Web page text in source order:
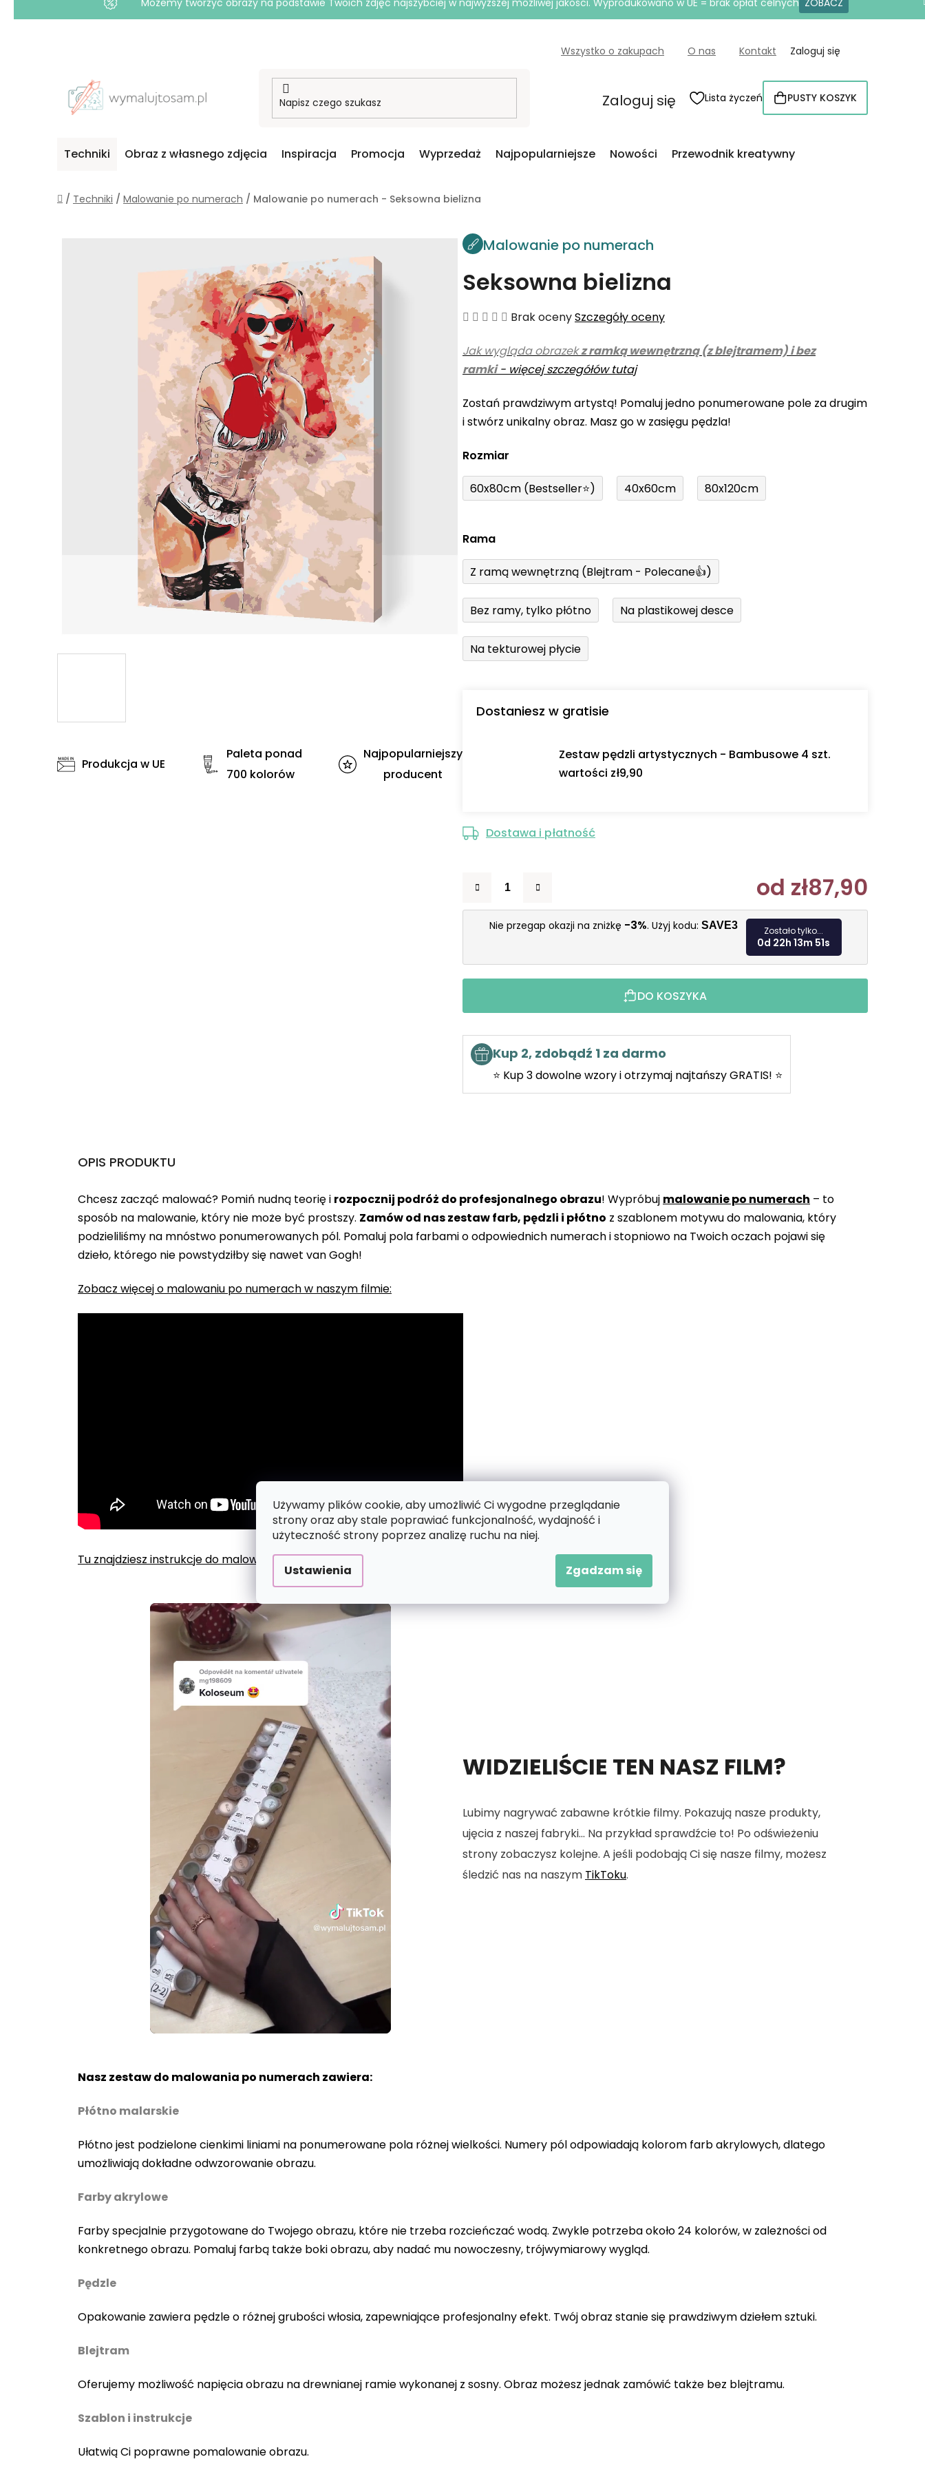
Używamy plików cookie, aby umożliwić Ci wygodne przeglądanie
strony oraz aby stale poprawiać funkcjonalność, wydajność i
użyteczność strony poprzez analizę ruchu na niej.
Ustawienia Zgadzam się
Możemy tworzyć obrazy na podstawie Twoich zdjęć najszybciej w najwyższej możliwej jakości. Wyprodukowano w UE = brak opłat celnych ZOBACZ
Wszystko o zakupach O nas Kontakt Zaloguj się
Zaloguj się Lista życzeń KOSZYK
PUSTY KOSZYK
Techniki Obraz z własnego zdjęcia Inspiracja Promocja Wyprzedaż Najpopularniejsze Nowości Przewodnik kreatywny
Home
/ Techniki / Malowanie po numerach / Malowanie po numerach - Seksowna bielizna
Malowanie po numerach
Seksowna bielizna
Średnia
produktu
wynosi
na
5
Brak ocenySzczegóły oceny
Jak wygląda obrazekz ramką wewnętrzną (z blejtramem) i bez
ramki- więcej szczegółów tutaj
Zostań prawdziwym artystą! Pomaluj jedno ponumerowane pole za drugim
i stwórz unikalny obraz. Masz go w zasięgu pędzla!
Rozmiar
60x80cm (Bestseller⭐) 40x60cm 80x120cm
Rama
Z ramą wewnętrzną (Blejtram - Polecane👍)
Bez ramy, tylko płótno Na plastikowej desce
Na tekturowej płycie
Dostaniesz w gratisie
Zestaw pędzli artystycznych - Bambusowe 4 szt.
wartości zł9,90
Dostawa i płatność
od zł87,90
Cena
Nie przegap okazji na zniżkę -3%. Użyj kodu: SAVE3 Zostało tylko...
0d 22h 13m 50s
DO KOSZYKA
Kup 2, zdobądź 1 za darmo
⭐ Kup 3 dowolne wzory i otrzymaj najtańszy GRATIS! ⭐
Produkcja w UE
Paleta ponad
700 kolorów
Najpopularniejszy
producent
OPIS PRODUKTU
Chcesz zacząć malować? Pomiń nudną teorię i rozpocznij podróż do profesjonalnego obrazu! Wypróbuj malowanie po numerach – to
sposób na malowanie, który nie może być prostszy. Zamów od nas zestaw farb, pędzli i płótno z szablonem motywu do malowania, który
podzieliliśmy na mnóstwo ponumerowanych pól. Pomaluj pola farbami o odpowiednich numerach i stopniowo na Twoich oczach pojawi się
dzieło, którego nie powstydziłby się nawet van Gogh!
Zobacz więcej o malowaniu po numerach w naszym filmie:
Tu znajdziesz instrukcje do malowania po numerach.
Loaded
100.00%
WIDZIELIŚCIE TEN NASZ FILM?
Lubimy nagrywać zabawne krótkie filmy. Pokazują nasze produkty,
ujęcia z naszej fabryki... Na przykład sprawdźcie to! Po odświeżeniu
strony zobaczysz kolejne. A jeśli podobają Ci się nasze filmy, możesz
śledzić nas na naszym TikToku.
Nasz zestaw do malowania po numerach zawiera:
Płótno malarskie
Płótno jest podzielone cienkimi liniami na ponumerowane pola różnej wielkości. Numery pól odpowiadają kolorom farb akrylowych, dlatego
umożliwiają dokładne odwzorowanie obrazu.
Farby akrylowe
Farby specjalnie przygotowane do Twojego obrazu, które nie trzeba rozcieńczać wodą. Zwykle potrzeba około 24 kolorów, w zależności od
konkretnego obrazu. Pomaluj farbą także boki obrazu, aby nadać mu nowoczesny, trójwymiarowy wygląd.
Pędzle
Opakowanie zawiera pędzle o różnej grubości włosia, zapewniające profesjonalny efekt. Twój obraz stanie się prawdziwym dziełem sztuki.
Blejtram
Oferujemy możliwość napięcia obrazu na drewnianej ramie wykonanej z sosny. Obraz możesz jednak zamówić także bez blejtramu.
Szablon i instrukcje
Ułatwią Ci poprawne pomalowanie obrazu.